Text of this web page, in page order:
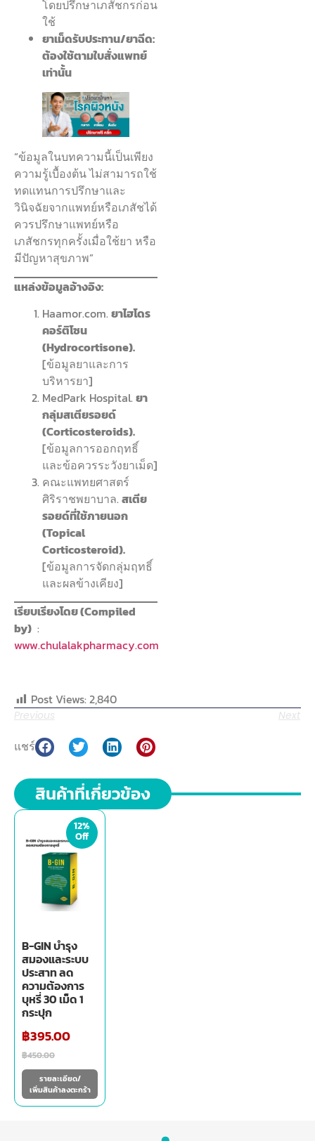
โดยปรึกษาเภสัชกรก่อน
ใช้
ยาเม็ดรับประทาน/ยาฉีด:
ต้องใช้ตามใบสั่งแพทย์
เท่านั้น
“ข้อมูลในบทความนี้เป็นเพียง
ความรู้เบื้องต้น ไม่สามารถใช้
ทดแทนการปรึกษาและ
วินิจฉัยจากแพทย์หรือเภสัชได้
ควรปรึกษาแพทย์หรือ
เภสัชกรทุกครั้งเมื่อใช้ยา หรือ
มีปัญหาสุขภาพ”
แหล่งข้อมูลอ้างอิง:
Haamor.com. ยาไฮโดร
คอร์ติโซน
(Hydrocortisone).
[ข้อมูลยาและการ
บริหารยา]
MedPark Hospital. ยา
กลุ่มสเตียรอยด์
(Corticosteroids).
[ข้อมูลการออกฤทธิ์
และข้อควรระวังยาเม็ด]
คณะแพทยศาสตร์
ศิริราชพยาบาล. สเตีย
รอยด์ที่ใช้ภายนอก
(Topical
Corticosteroid).
[ข้อมูลการจัดกลุ่มฤทธิ์
และผลข้างเคียง]
เรียบเรียงโดย (Compiled
by) :
www.chulalakpharmacy.com
Post Views: 2,840
Previous Next
แชร์
สินค้าที่เกี่ยวข้อง
B-GIN บำรุง
สมองและระบบ
ประสาท ลด
ความต้องการ
บุหรี่ 30 เม็ด 1
กระปุก
฿395.00
฿450.00
12%
Off
รายละเอียด/
เพิ่มสินค้าลงตะกร้า